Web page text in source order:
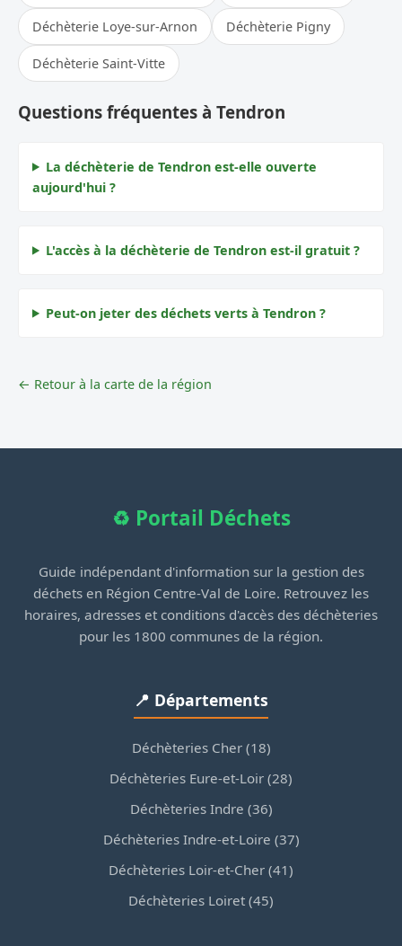
Déchèterie Loye-sur-Arnon Déchèterie Pigny
Déchèterie Saint-Vitte
Questions fréquentes à Tendron
La déchèterie de Tendron est-elle ouverte
aujourd'hui ?
L'accès à la déchèterie de Tendron est-il gratuit ?
Peut-on jeter des déchets verts à Tendron ?
← Retour à la carte de la région
♻️ Portail Déchets
Guide indépendant d'information sur la gestion des
déchets en Région Centre-Val de Loire. Retrouvez les
horaires, adresses et conditions d'accès des déchèteries
pour les 1800 communes de la région.
📍 Départements
Déchèteries Cher (18)
Déchèteries Eure-et-Loir (28)
Déchèteries Indre (36)
Déchèteries Indre-et-Loire (37)
Déchèteries Loir-et-Cher (41)
Déchèteries Loiret (45)